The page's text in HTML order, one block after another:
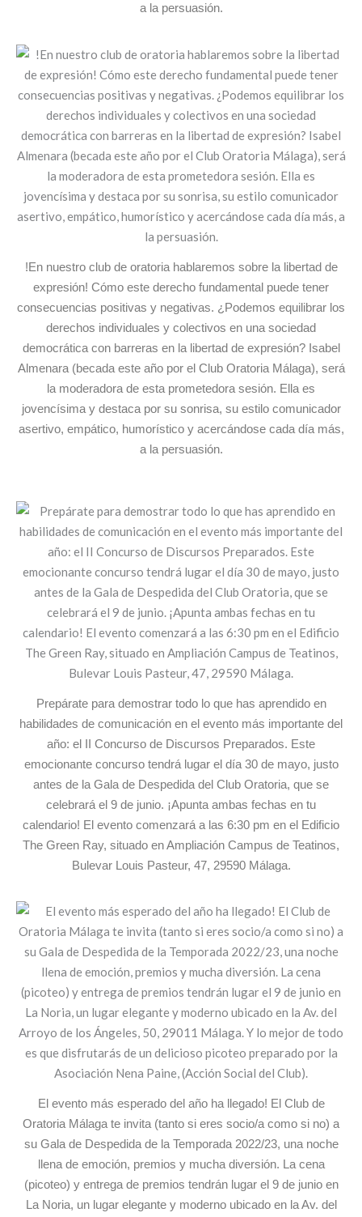
a la persuasión.
!En nuestro club de oratoria hablaremos sobre la libertad de
expresión! Cómo este derecho fundamental puede tener
consecuencias positivas y negativas. ¿Podemos equilibrar los
derechos individuales y colectivos en una sociedad
democrática con barreras en la libertad de expresión? Isabel
Almenara (becada este año por el Club Oratoria Málaga), será
la moderadora de esta prometedora sesión. Ella es
jovencísima y destaca por su sonrisa, su estilo comunicador
asertivo, empático, humorístico y acercándose cada día más,
a la persuasión.
Prepárate para demostrar todo lo que has aprendido en
habilidades de comunicación en el evento más importante del
año: el II Concurso de Discursos Preparados. Este
emocionante concurso tendrá lugar el día 30 de mayo, justo
antes de la Gala de Despedida del Club Oratoria, que se
celebrará el 9 de junio. ¡Apunta ambas fechas en tu
calendario! El evento comenzará a las 6:30 pm en el Edificio
The Green Ray, situado en Ampliación Campus de Teatinos,
Bulevar Louis Pasteur, 47, 29590 Málaga.
El evento más esperado del año ha llegado! El Club de
Oratoria Málaga te invita (tanto si eres socio/a como si no) a
su Gala de Despedida de la Temporada 2022/23, una noche
llena de emoción, premios y mucha diversión. La cena
(picoteo) y entrega de premios tendrán lugar el 9 de junio en
La Noria, un lugar elegante y moderno ubicado en la Av. del